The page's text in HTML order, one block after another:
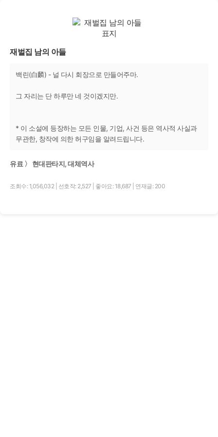
재벌집 남의 아들
백린(白麟) - 널 다시 회장으로 만들어주마.
그 자리는 단 하루만 네 것이겠지만.
* 이 소설에 등장하는 모든 인물, 기업, 사건 등은 역사적 사실과
무관한, 창작에 의한 허구임을 알려드립니다.
유료 〉 현대판타지, 대체역사
조회수: 1,056,032 선호작: 2,527 좋아요: 18,687 연재글: 200